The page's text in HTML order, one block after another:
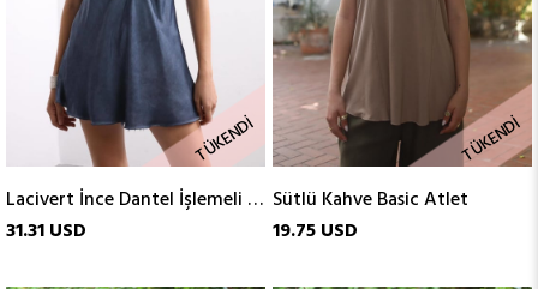
TÜKENDI
Lacivert İnce Dantel İşlemeli Atlet
31.31 USD
TÜKENDI
Sütlü Kahve Basic Atlet
19.75 USD